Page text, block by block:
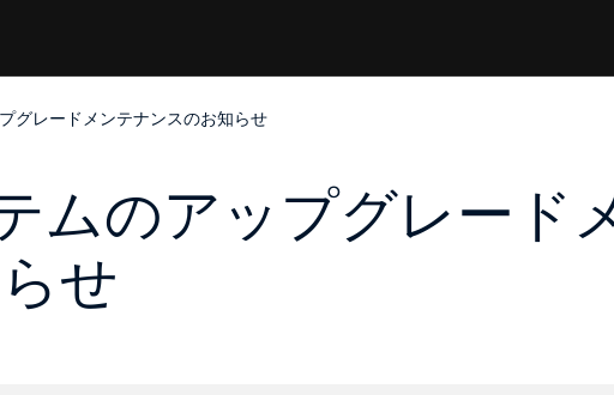
グレードメンテナンスのお知らせ
ムのアップグレード
せ